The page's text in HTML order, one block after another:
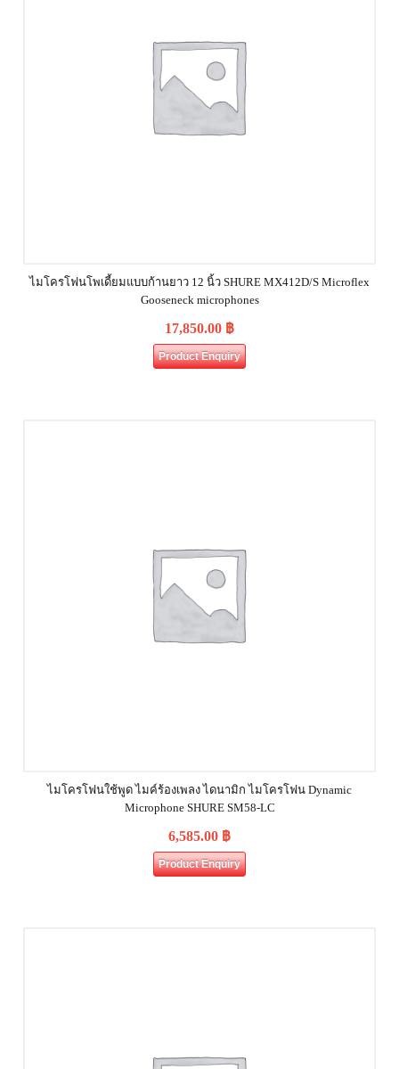
ไมโครโฟนโพเดี้ยมแบบก้านยาว 12 นิ้ว SHURE MX412D/S Microflex
Gooseneck microphones
17,850.00 ฿
Product Enquiry
ไมโครโฟนใช้พูด ไมค์ร้องเพลง ไดนามิก ไมโครโฟน Dynamic
Microphone SHURE SM58-LC
6,585.00 ฿
Product Enquiry